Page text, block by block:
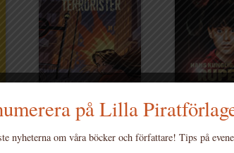
på Lilla
nyheterna om våra böcker och författare! Tips på